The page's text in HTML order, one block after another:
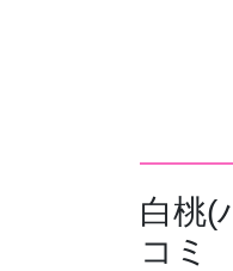
白桃(
コミ